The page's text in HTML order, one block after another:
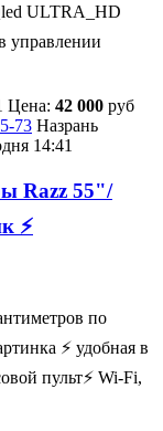
ULTRA_HD
управлении
Цена: 42 000 руб
73 Назрань
14:41
Razz 55"/
⚡
по
⚡ удобная в
пульт⚡ Wi-Fi,